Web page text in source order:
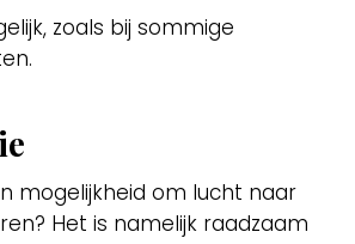
zoals bij sommige
mogelijkheid om lucht naar
Het is namelijk raadzaam